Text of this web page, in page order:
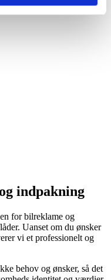
indpakning
for bilreklame og
Uanset om du ønsker
vi et professionelt og
behov og ønsker, så det